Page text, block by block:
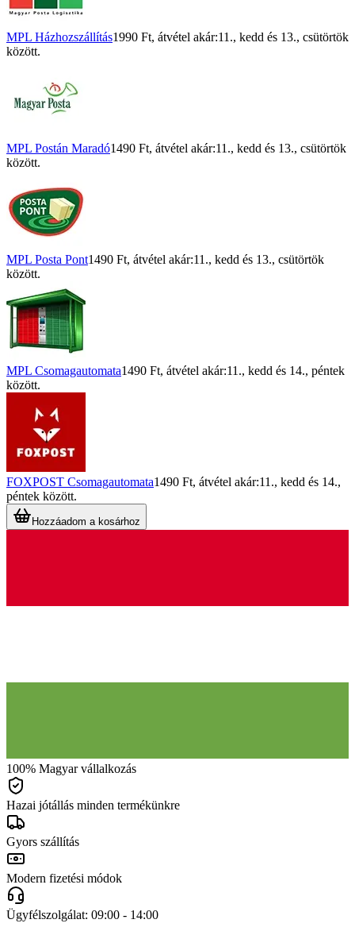
MPL Házhozszállítás1990 Ft, átvétel akár:11., kedd és 13., csütörtök
között.
MPL Postán Maradó1490 Ft, átvétel akár:11., kedd és 13., csütörtök
között.
MPL Posta Pont1490 Ft, átvétel akár:11., kedd és 13., csütörtök
között.
MPL Csomagautomata1490 Ft, átvétel akár:11., kedd és 14., péntek
között.
FOXPOST Csomagautomata1490 Ft, átvétel akár:11., kedd és 14.,
péntek között.
Hozzáadom a kosárhoz
100% Magyar vállalkozás
Hazai jótállás minden termékünkre
Gyors szállítás
Modern fizetési módok
Ügyfélszolgálat: 09:00 - 14:00